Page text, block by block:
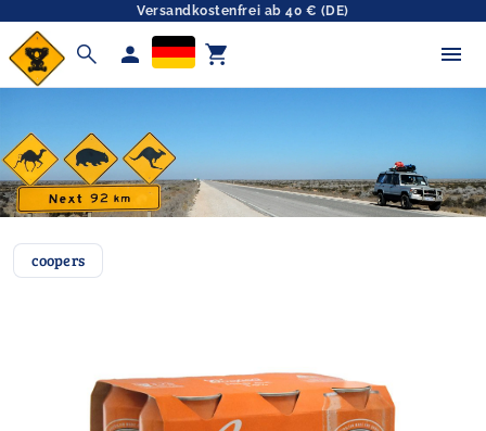
Versandkostenfrei ab 40 € (DE)
search person shopping_cart
coopers